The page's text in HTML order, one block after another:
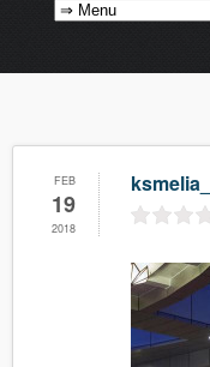
FEB
19
2018